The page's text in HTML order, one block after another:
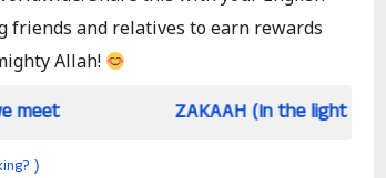
friends and relatives to earn rewards
Allah!
ZAKAAH (In the light of Qur an and
)